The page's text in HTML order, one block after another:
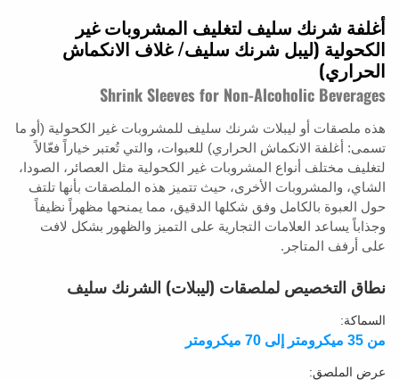
أغلفة شرنك سليف لتغليف المشروبات غير
الكحولية (ليبل شرنك سليف/ غلاف الانكماش
الحراري)
Shrink Sleeves for Non-Alcoholic Beverages
هذه ملصقات أو ليبلات شرنك سليف للمشروبات غير الكحولية (أو ما
تسمى: أغلفة الانكماش الحراري) للعبوات، والتي تُعتبر خياراً فعّالاً
لتغليف مختلف أنواع المشروبات غير الكحولية مثل العصائر، الصودا،
الشاي، والمشروبات الأخرى، حيث تتميز هذه الملصقات بأنها تلتف
حول العبوة بالكامل وفق شكلها الدقيق، مما يمنحها مظهراً نظيفاً
وجذاباً يساعد العلامات التجارية على التميز والظهور بشكل لافت
على أرفف المتاجر.
نطاق التخصيص لملصقات (ليبلات) الشرنك سليف
السماكة:
من 35 ميكرومتر إلى 70 ميكرومتر
عرض الملصق: